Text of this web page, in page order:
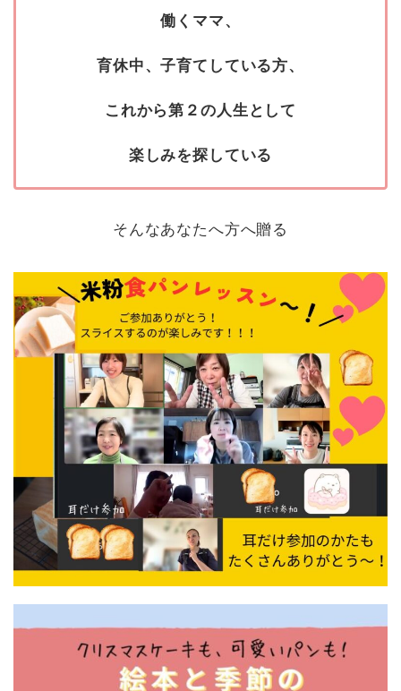
働くママ、
育休中、子育てしている方、
これから第２の人生として
楽しみを探している
そんなあなたへ方へ贈る